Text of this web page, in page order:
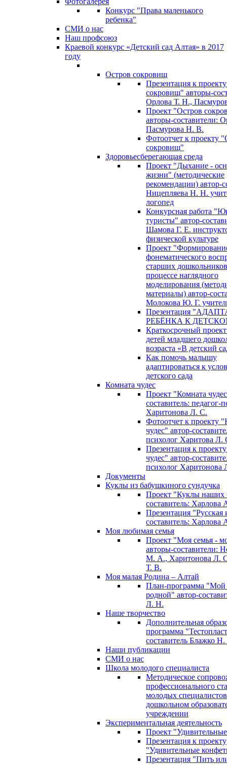
Конкурс "Права маленького
ребенка"
СМИ о нас
Наш профсоюз
Краевой конкурс «Детский сад Алтая» в 2017
году
Остров сокровищ
Презентация к
сокровищ" авторы-
Орлова Т. Н.,
Проект "Остров
авторы-составители:
Пасмурова Н. В.
Фотоотчет к проекту
сокровищ"
Здоровьесберегающая среда
Проект "Дыхание -
жизни" (методические
рекомендации) автор-
Ницепляева Н. Н.
логопед
Конкурсная работа
туристы" автор-
Шамова Г. Е.
физической культуре
Проект
фонематического
старших
процессе наглядного
моделирования
материалы) автор-
Молокова Ю. Г.
Презентация
РЕБЁНКА К
Краткосрочный
детей младшего
возраста «В детский
Как помочь малышу
адаптироваться к
детского сада
Комната чудес
Проект "Комната
составитель: педагог-
Харитонова Л. С.
Фотоотчет к проекту
чудес" автор-
психолог Харитова Л.
Презентация к
чудес" автор-
психолог Харитонова
Документы
Куклы из бабушкиного сундучка
Проект "Куклы наших
составитель:
Презентация "Русская
составитель:
Моя любимая семья
Проект "Моя семья -
авторы-составители:
М. А., Харитонова Л.
Т. В.
Моя малая Родина – Алтай
План-программа "Мой
родной" автор-
Л. Н.
Наше творчество
Дополнительная
программа
составитель Блажко
Наши публикации
СМИ о нас
Школа молодого специалиста
Методическое
профессионального
молодых
дошкольном
учреждении
Экспериментальная деятельность
Проект
Презентация к проекту
"Удивительные
Презентация "Пить